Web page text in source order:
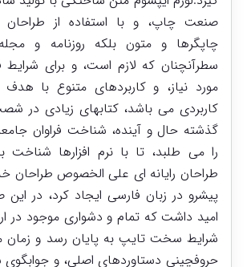
صنعت چاپ، و با استفاده از طراحان
چاپگرها و متون بلکه روزنامه و
سطرآنچنان که لازم است، و برای شرایط
مورد نیاز، و کاربردهای متنوع با هدف
کاربردی می باشد، کتابهای زیادی در
گذشته حال و آینده، شناخت فراوان
را می طلبد، تا با نرم افزارها شناخت
طراحان رایانه ای علی الخصوص طراحان
پیشرو در زبان فارسی ایجاد کرد، در
امید داشت که تمام و دشواری موجود در
شرایط سخت تایپ به پایان رسد و زمان
حروفچینی دستاوردهای اصلی، و جوابگوی